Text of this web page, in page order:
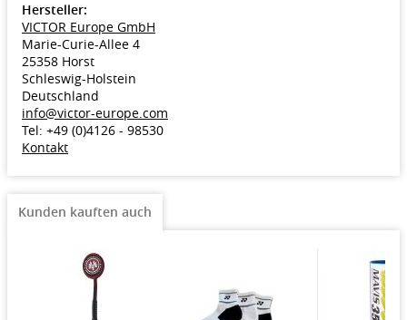
Hersteller:
VICTOR Europe GmbH
Marie-Curie-Allee 4
25358 Horst
Schleswig-Holstein
Deutschland
info@victor-europe.com
Tel: +49 (0)4126 - 98530
Kontakt
Kunden kauften auch